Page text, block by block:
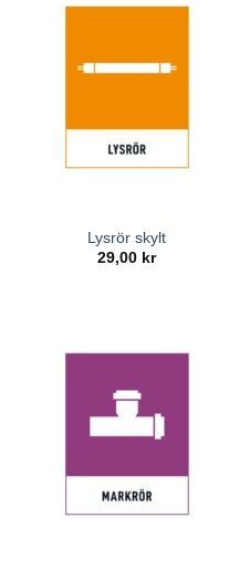
Lysrör skylt
29,00 kr